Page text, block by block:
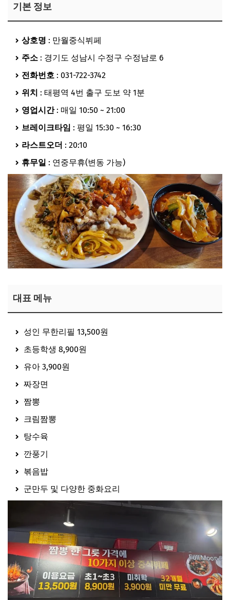
기본 정보
상호명 : 만월중식뷔페
주소 : 경기도 성남시 수정구 수정남로 6
전화번호 : 031-722-3742
위치 : 태평역 4번 출구 도보 약 1분
영업시간: 매일 10:50 ~ 21:00
브레이크타임 : 평일 15:30 ~ 16:30
라스트오더 : 20:10
휴무일 : 연중무휴(변동 가능)
대표 메뉴
성인 무한리필 13,500원
초등학생 8,900원
유아 3,900원
짜장면
짬뽕
크림짬뽕
탕수육
깐풍기
볶음밥
군만두 및 다양한 중화요리